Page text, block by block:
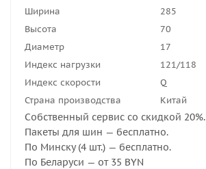
Ширина
285
Высота
70
Диаметр
17
Индекс нагрузки
121/118
Индекс скорости
Q
Страна производства
Китай
Собственный сервис со скидкой 20%.
Пакеты для шин — бесплатно.
По Минску (4 шт.) — бесплатно.
По Беларуси — от 35 BYN